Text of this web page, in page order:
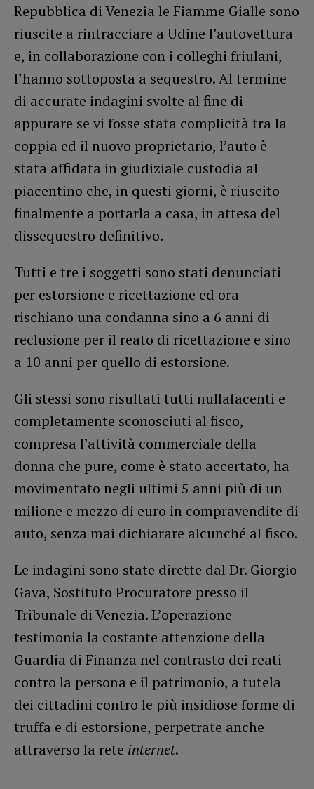
Repubblica di Venezia le Fiamme Gialle sono
riuscite a rintracciare a Udine l’autovettura
e, in collaborazione con i colleghi friulani,
l’hanno sottoposta a sequestro. Al termine
di accurate indagini svolte al fine di
appurare se vi fosse stata complicità tra la
coppia ed il nuovo proprietario, l’auto è
stata affidata in giudiziale custodia al
piacentino che, in questi giorni, è riuscito
finalmente a portarla a casa, in attesa del
dissequestro definitivo.
Tutti e tre i soggetti sono stati denunciati
per estorsione e ricettazione ed ora
rischiano una condanna sino a 6 anni di
reclusione per il reato di ricettazione e sino
a 10 anni per quello di estorsione.
Gli stessi sono risultati tutti nullafacenti e
completamente sconosciuti al fisco,
compresa l’attività commerciale della
donna che pure, come è stato accertato, ha
movimentato negli ultimi 5 anni più di un
milione e mezzo di euro in compravendite di
auto, senza mai dichiarare alcunché al fisco.
Le indagini sono state dirette dal Dr. Giorgio
Gava, Sostituto Procuratore presso il
Tribunale di Venezia. L’operazione
testimonia la costante attenzione della
Guardia di Finanza nel contrasto dei reati
contro la persona e il patrimonio, a tutela
dei cittadini contro le più insidiose forme di
truffa e di estorsione, perpetrate anche
attraverso la rete internet.